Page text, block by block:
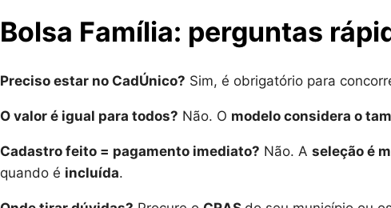
Bolsa Família: perguntas
Preciso estar no CadÚnico? Sim, é obrigatório para
O valor é igual para todos? Não. O modelo considera o
Cadastro feito = pagamento imediato? Não. A seleção é
quando é incluída.